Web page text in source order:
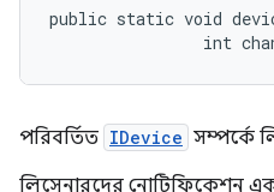
public static void
int
পরিবর্তিত IDevice সম্পর্কে
লিসেনারদের নোটিফিকেশন